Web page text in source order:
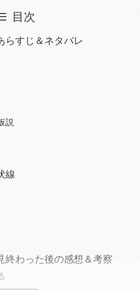
目次
らすじ＆ネタバレ
説
線
終わった後の感想＆考察